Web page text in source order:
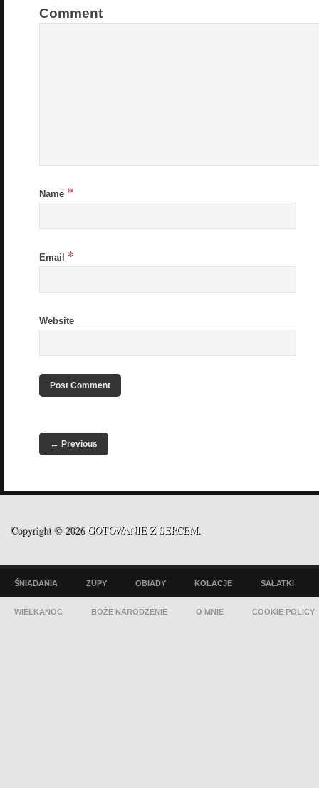
Comment
Name *
Email *
Website
← Previous
Copyright © 2026 GOTOWANIE Z SERCEM.
ŚNIADANIA ZUPY OBIADY KOLACJE SAŁATKI
WIELKANOC BOŻE NARODZENIE O MNIE COOKIE POLICY